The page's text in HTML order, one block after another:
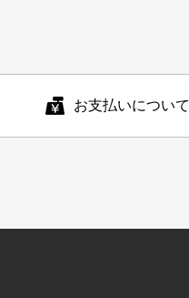
お支払いについて